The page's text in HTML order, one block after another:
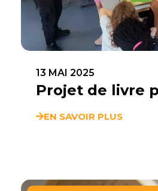
13 MAI 2025
Projet de livre
EN SAVOIR PLUS